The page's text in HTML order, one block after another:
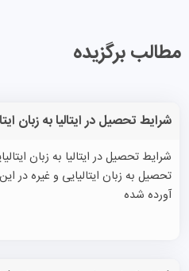
مطالب برگزیده
شرایط تحصیل در ایتالیا به زبان
شرایط تحصیل در ایتالیا به زبان
تحصیل به زبان ایتالیایی و غیره در
آورده شده